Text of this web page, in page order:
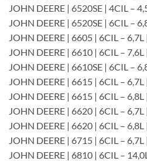
JOHN DEERE | 6520SE | 4CIL –
JOHN DEERE | 6520SE | 6CIL –
JOHN DEERE | 6605 | 6CIL – 6,7L
JOHN DEERE | 6610 | 6CIL – 7,6L
JOHN DEERE | 6610SE | 6CIL –
JOHN DEERE | 6615 | 6CIL – 6,7L
JOHN DEERE | 6615 | 6CIL – 6,8L
JOHN DEERE | 6620 | 6CIL – 6,7L
JOHN DEERE | 6620 | 6CIL – 6,8L
JOHN DEERE | 6715 | 6CIL – 6,7L
JOHN DEERE | 6810 | 6CIL –